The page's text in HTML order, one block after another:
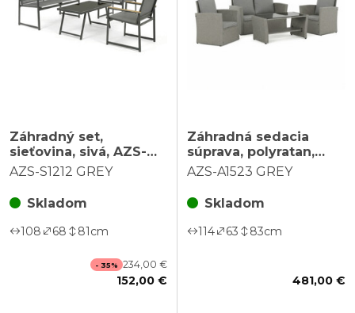
Záhradný set,
sieťovina, sivá, AZS-
S1212 GREY
AZS-S1212 GREY
Skladom
108 68 81cm
- 35% 234,00 €
152,00 €
Záhradná sedacia
súprava, polyratan,
sivá, AZS-A1523 GREY
AZS-A1523 GREY
Skladom
114 63 83cm
481,00 €